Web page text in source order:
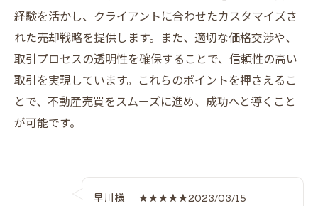
経験を活かし、クライアントに合わせたカスタマイズさ
れた売却戦略を提供します。また、適切な価格交渉や、
取引プロセスの透明性を確保することで、信頼性の高い
取引を実現しています。これらのポイントを押さえるこ
とで、不動産売買をスムーズに進め、成功へと導くこと
が可能です。
早川様 ★★★★★2023/03/15